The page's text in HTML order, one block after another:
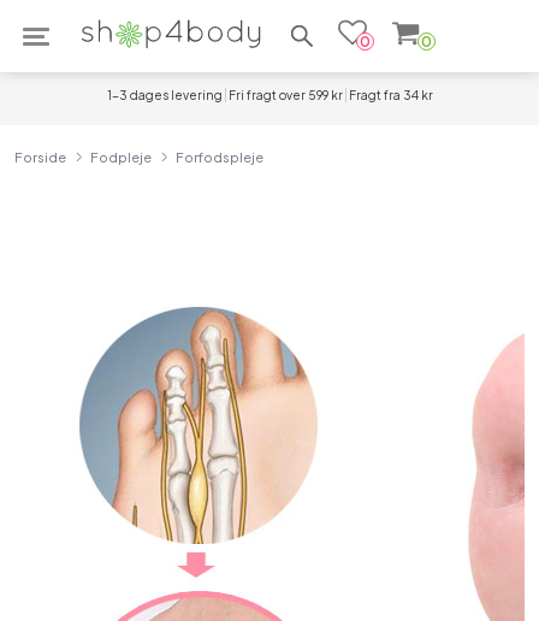
Søg efter produkter
0 0
1-3 dages levering Fri fragt over 599 kr Fragt fra 34 kr
Forside Fodpleje Forfodspleje